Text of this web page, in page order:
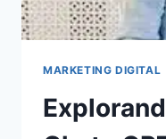
MARKETING DIGITAL